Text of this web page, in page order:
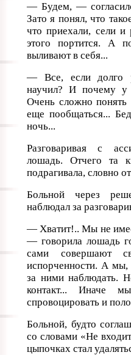
— Будем, —
Зато я понял, что
что приехали, сели
этого портится. А
выливают в себя...
— Все, если долго
научил? И почему у
Очень сложно
еще пообщаться...
ночь...
Разговаривая с
лошадь. Отчего та
подрагивала, словно
Больной через
наблюдал за
— Хватит!.. Мы не
— говорила лошадь
сами совершают
испорченности. А мы,
за ними наблюдать.
контакт... Иначе
спровоцировать и
Больной, будто
со словами «Не
цыпочках стал